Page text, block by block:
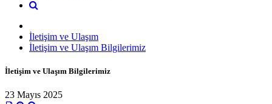
İletişim ve Ulaşım
İletişim ve Ulaşım Bilgilerimiz
İletişim ve Ulaşım Bilgilerimiz
23 Mayıs 2025